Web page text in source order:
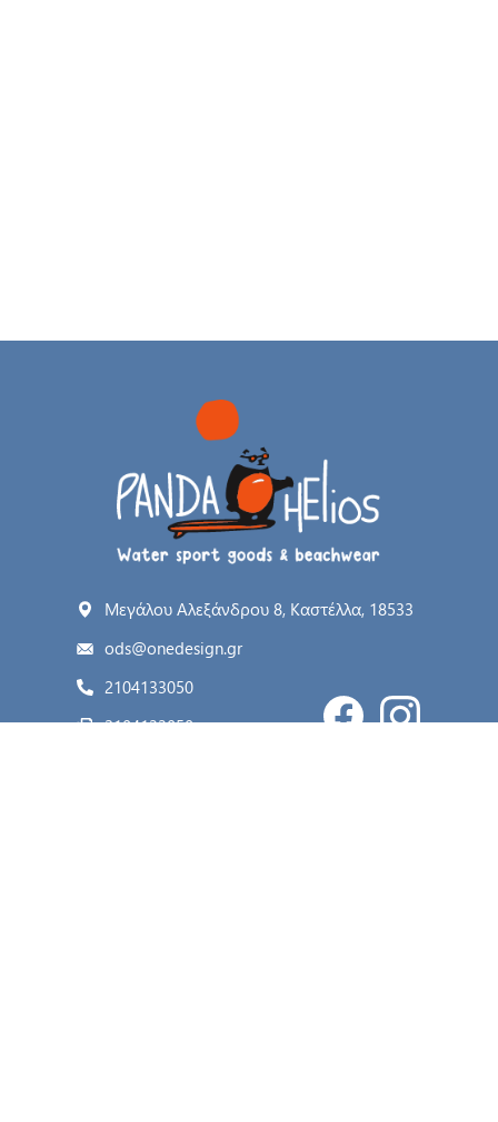
Μεγάλου Αλεξάνδρου 8, Καστέλλα, 18533
ods@onedesign.gr
2104133050
2104133050